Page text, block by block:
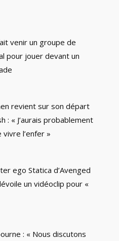
venir un groupe de
pour jouer devant un
revient sur son départ
: « J’aurais probablement
l’enfer »
ego Statica d’Avenged
un vidéoclip pour «
: « Nous discutons